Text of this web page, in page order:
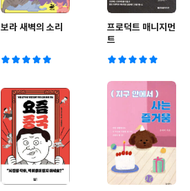
보라 새벽의 소리
프로덕트 매니지먼
트